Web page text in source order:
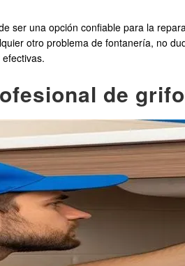
ser una opción confiable para la
otro problema de fontanería, no
de